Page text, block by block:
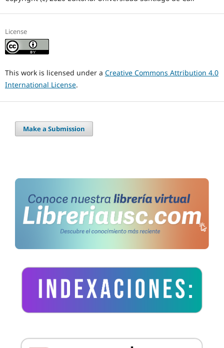
License
This work is licensed under a Creative Commons Attribution 4.0
International License.
Make a Submission